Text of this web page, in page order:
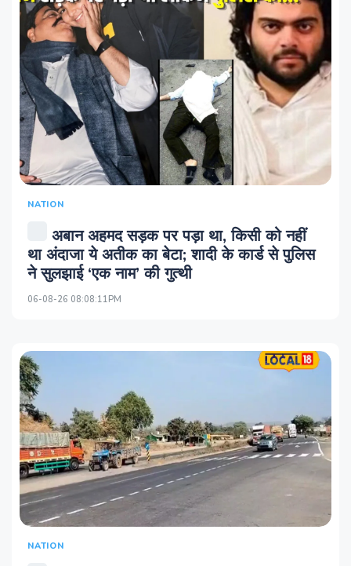
NATION
अबान अहमद सड़क पर पड़ा था, किसी को नहीं
था अंदाजा ये अतीक का बेटा; शादी के कार्ड से पुलिस
ने सुलझाई ‘एक नाम’ की गुत्थी
06-08-26 08:08:11PM
NATION